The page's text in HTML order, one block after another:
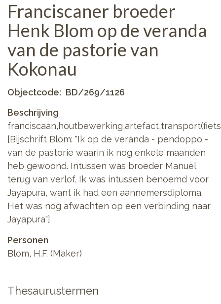
Franciscaner broeder
Henk Blom op de veranda
van de pastorie van
Kokonau
Objectcode
BD/269/1126
Beschrijving
[Bijschrift Blom: "Ik op de veranda - pendoppo -
van de pastorie waarin ik nog enkele maanden
heb gewoond. Intussen was broeder Manuel
terug van verlof. Ik was intussen benoemd voor
Jayapura, want ik had een aannemersdiploma.
Het was nog afwachten op een verbinding naar
Jayapura"]
Personen
Blom, H.F. (Maker)
Thesaurustermen